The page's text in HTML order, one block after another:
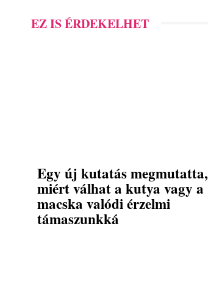
EZ IS ÉRDEKELHET
Egy új kutatás megmutatta,
miért válhat a kutya vagy a
macska valódi érzelmi
támaszunkká